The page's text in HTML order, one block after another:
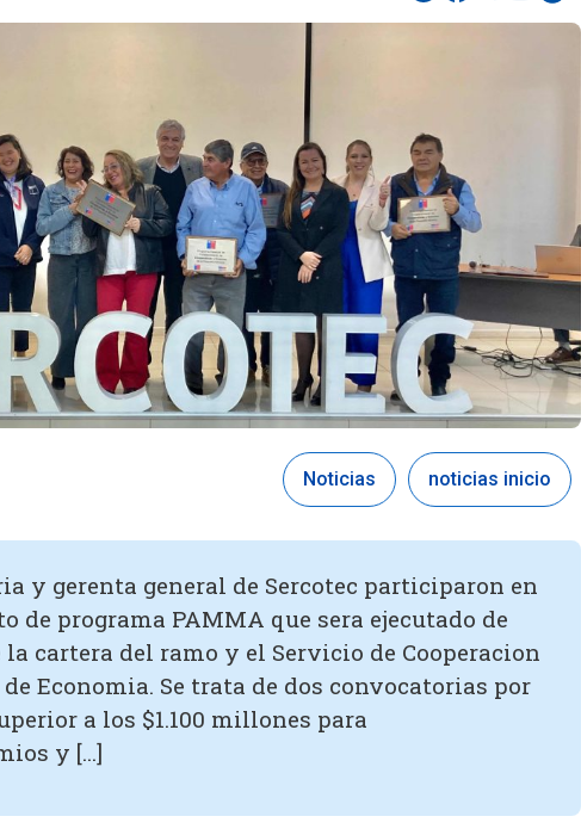
Noticias noticias inicio
y gerenta general de Sercotec participaron en
de programa PAMMA que sera ejecutado de
cartera del ramo y el Servicio de Cooperacion
Economia. Se trata de dos convocatorias por
a los $1.100 millones para
y […]